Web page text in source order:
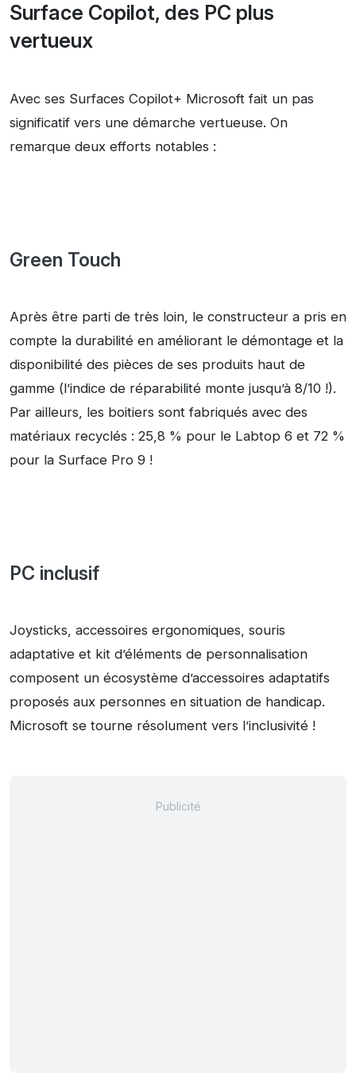
Surface Copilot, des PC plus
vertueux
Avec ses Surfaces Copilot+ Microsoft fait un pas
significatif vers une démarche vertueuse. On
remarque deux efforts notables :
Green Touch
Après être parti de très loin, le constructeur a pris en
compte la durabilité en améliorant le démontage et la
disponibilité des pièces de ses produits haut de
gamme (l’indice de réparabilité monte jusqu’à 8/10 !).
Par ailleurs, les boitiers sont fabriqués avec des
matériaux recyclés : 25,8 % pour le Labtop 6 et 72 %
pour la Surface Pro 9 !
PC inclusif
Joysticks, accessoires ergonomiques, souris
adaptative et kit d’éléments de personnalisation
composent un écosystème d’accessoires adaptatifs
proposés aux personnes en situation de handicap.
Microsoft se tourne résolument vers l’inclusivité !